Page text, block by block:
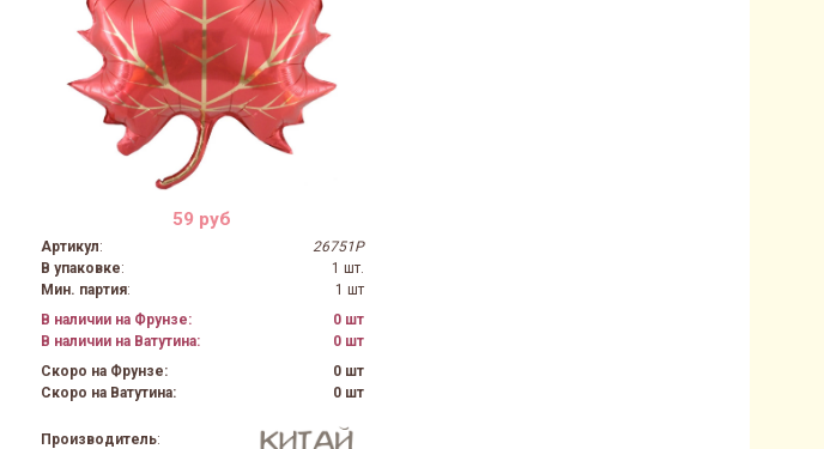
59 руб
Артикул:
26751P
В упаковке:
1 шт.
Мин. партия:
1 шт
В наличии на Фрунзе:
0 шт
В наличии на Ватутина:
0 шт
Скоро на Фрунзе:
0 шт
Скоро на Ватутина:
0 шт
Производитель: